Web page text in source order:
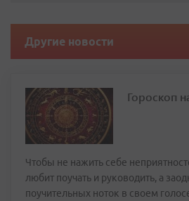
Другие новости
Гороскоп
Чтобы не нажить себе
любит поучать и руководить, а
поучительных ноток в своем